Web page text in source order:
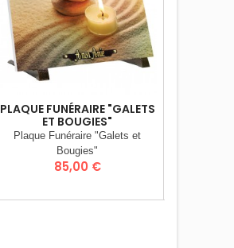
PLAQUE FUNÉRAIRE "GALETS
ET BOUGIES"
Plaque Funéraire "Galets et
Bougies"
Prix
85,00 €